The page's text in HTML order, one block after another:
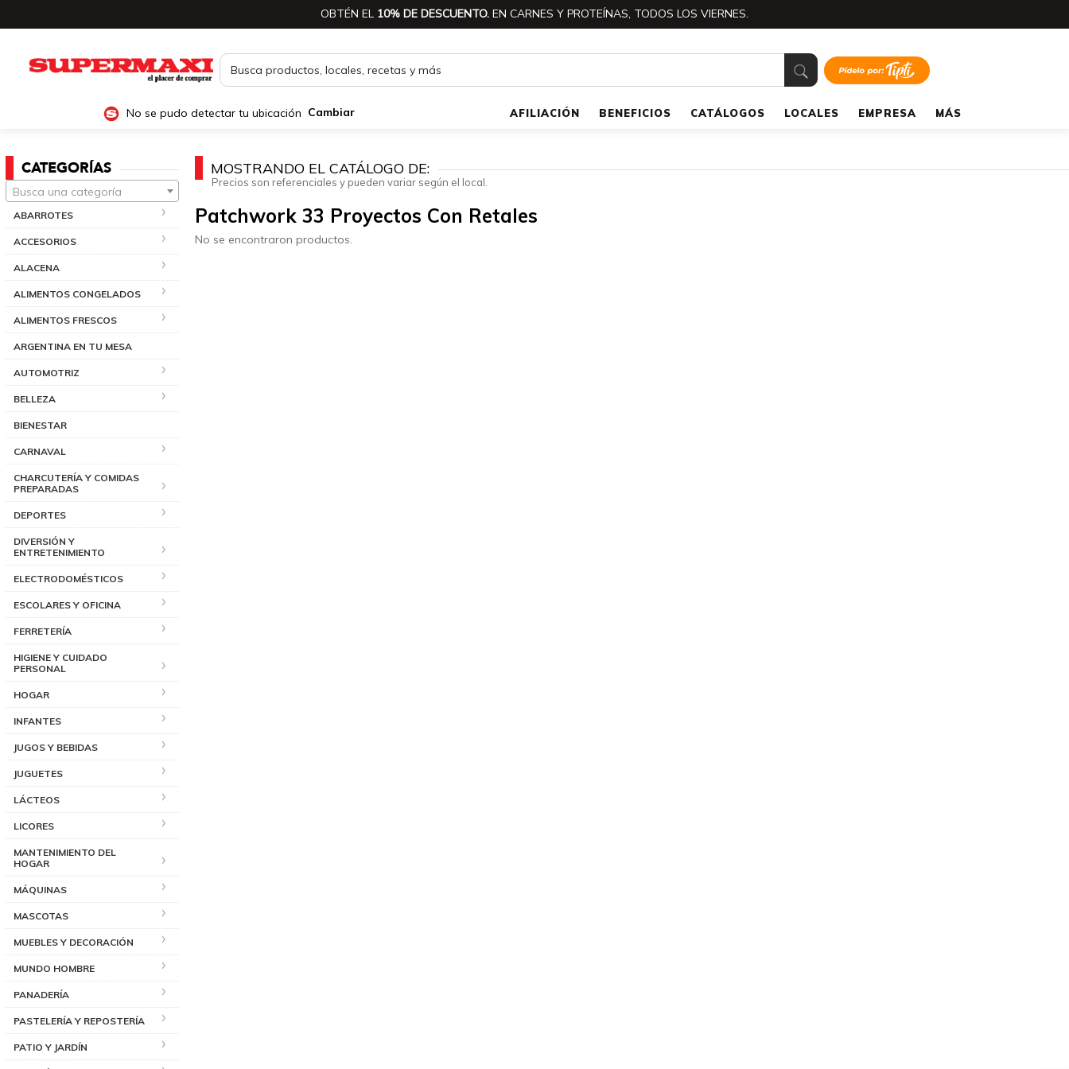
OBTÉN EL 10% DE DESCUENTO. EN CARNES Y PROTEÍNAS, TODOS LOS VIERNES.
No se pudo detectar tu ubicación Cambiar AFILIACIÓN BENEFICIOS CATÁLOGOS LOCALES EMPRESA MÁS
CATEGORÍAS
Busca una categoría
ABARROTES
ACCESORIOS
ALACENA
ALIMENTOS CONGELADOS
ALIMENTOS FRESCOS
ARGENTINA EN TU MESA
AUTOMOTRIZ
BELLEZA
BIENESTAR
CARNAVAL
CHARCUTERÍA Y COMIDAS
PREPARADAS
DEPORTES
DIVERSIÓN Y
ENTRETENIMIENTO
ELECTRODOMÉSTICOS
ESCOLARES Y OFICINA
FERRETERÍA
HIGIENE Y CUIDADO
PERSONAL
HOGAR
INFANTES
JUGOS Y BEBIDAS
JUGUETES
LÁCTEOS
LICORES
MANTENIMIENTO DEL
HOGAR
MÁQUINAS
MASCOTAS
MUEBLES Y DECORACIÓN
MUNDO HOMBRE
PANADERÍA
PASTELERÍA Y REPOSTERÍA
PATIO Y JARDÍN
MOSTRANDO EL CATÁLOGO DE:
Precios son referenciales y pueden variar según el local.
Patchwork 33 Proyectos Con Retales
No se encontraron productos.